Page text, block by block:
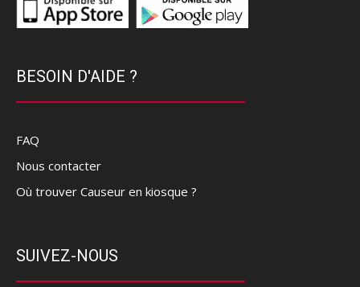
BESOIN D'AIDE ?
FAQ
Nous contacter
Où trouver Causeur en kiosque ?
SUIVEZ-NOUS